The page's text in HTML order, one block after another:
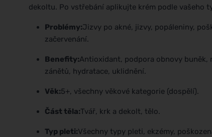
dekoltu. Po vstřebání aplikujte krém podle vašeho
Problémy:Jizvy po akné, jizvy, popáleniny,
začervenání.
Benefity:Antioxidant, podpora obnovy buněk,
zánětů, hydratace, uklidnění.
Věk:5+, všechny věkové kategorie (dospělí).
Část těla:Tvář, krk a dekolt, tělo.
Typ pleti:Všechny typy pleti, ekzémy,